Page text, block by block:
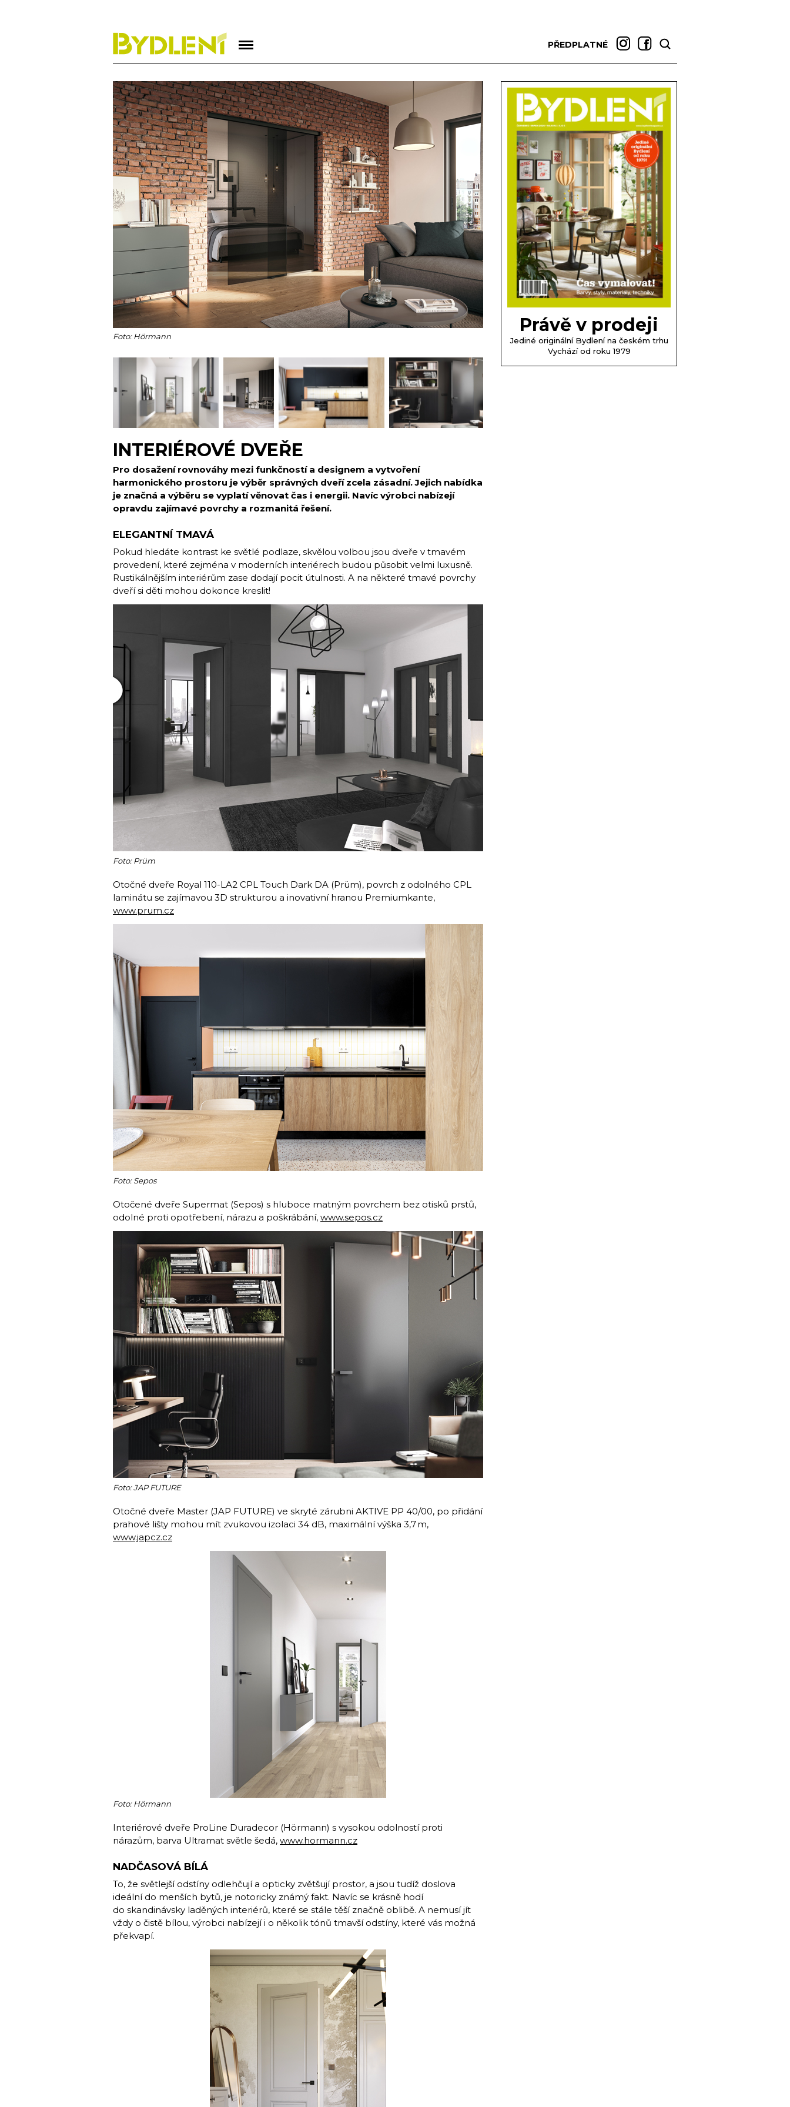
PŘEDPLATNÉ
Foto: Hörmann
INTERIÉROVÉ DVEŘE
Pro dosažení rovnováhy mezi funkčností a designem a vytvoření
harmonického prostoru je výběr správných dveří zcela zásadní. Jejich nabídka
je značná a výběru se vyplatí věnovat čas i energii. Navíc výrobci nabízejí
opravdu zajímavé povrchy a rozmanitá řešení.
ELEGANTNÍ TMAVÁ
Pokud hledáte kontrast ke světlé podlaze, skvělou volbou jsou dveře v tmavém
provedení, které zejména v moderních interiérech budou působit velmi luxusně.
Rustikálnějším interiérům zase dodají pocit útulnosti. A na některé tmavé povrchy
dveří si děti mohou dokonce kreslit!
Foto: Prüm
Otočné dveře Royal 110-LA2 CPL Touch Dark DA (Prüm), povrch z odolného CPL
laminátu se zajímavou 3D strukturou a inovativní hranou Premiumkante,
www.prum.cz
Foto: Sepos
Otočené dveře Supermat (Sepos) s hluboce matným povrchem bez otisků prstů,
odolné proti opotřebení, nárazu a poškrábání, www.sepos.cz
Foto: JAP FUTURE
Otočné dveře Master (JAP FUTURE) ve skryté zárubni AKTIVE PP 40/00, po přidání
prahové lišty mohou mít zvukovou izolaci 34 dB, maximální výška 3,7 m,
www.japcz.cz
Foto: Hörmann
Interiérové dveře ProLine Duradecor (Hörmann) s vysokou odolností proti
nárazům, barva Ultramat světle šedá, www.hormann.cz
NADČASOVÁ BÍLÁ
To, že světlejší odstíny odlehčují a opticky zvětšují prostor, a jsou tudíž doslova
ideální do menších bytů, je notoricky známý fakt. Navíc se krásně hodí
do skandinávsky laděných interiérů, které se stále těší značně oblibě. A nemusí jít
vždy o čistě bílou, výrobci nabízejí i o několik tónů tmavší odstíny, které vás možná
překvapí.
Právě v prodeji
Jediné originální Bydlení na českém trhu
Vychází od roku 1979